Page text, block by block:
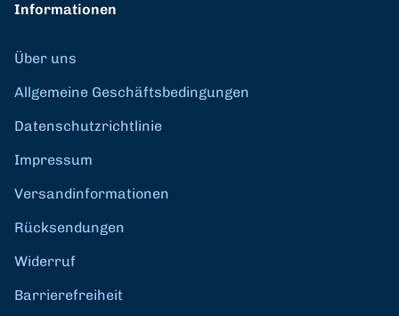
Informationen
Über uns
Allgemeine Geschäftsbedingungen
Datenschutzrichtlinie
Impressum
Versandinformationen
Rücksendungen
Widerruf
Barrierefreiheit